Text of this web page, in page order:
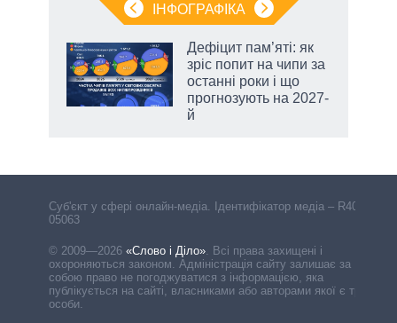
ІНФОГРАФІКА
Дефіцит пам’яті: як
зріс попит на чипи за
останні роки і що
прогнозують на 2027-
й
Cуб'єкт у сфері онлайн-медіа. Ідентифікатор медіа – R40-
05063
© 2009—2026 «Слово і Діло» Всі права захищені і
охороняються законом. Адміністрація сайту залишає за
собою право не погоджуватися з інформацією, яка
публікується на сайті, власниками або авторами якої є треті
особи.